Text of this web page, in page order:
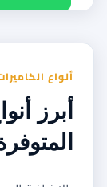
أنواع
أبرز